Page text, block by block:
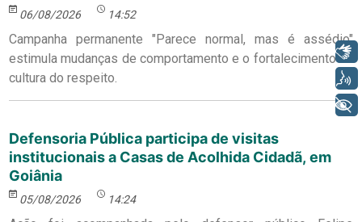
06/08/2026 14:52
Campanha permanente "Parece normal, mas é assédio"
estimula mudanças de comportamento e o fortalecimento da
cultura do respeito.
Defensoria Pública participa de visitas
institucionais a Casas de Acolhida Cidadã, em
Goiânia
05/08/2026 14:24
Libras
+ Acessibilidade